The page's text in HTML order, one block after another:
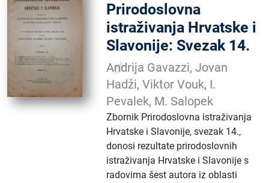
Prirodoslovna
istraživanja Hrvatske i
Slavonije: Svezak 14.
Andrija Gavazzi, Jovan
Hadži, Viktor Vouk, I.
Pevalek, M. Salopek
Zbornik Prirodoslovna istraživanja
Hrvatske i Slavonije, svezak 14.,
donosi rezultate prirodoslovnih
istraživanja Hrvatske i Slavonije s
radovima šest autora iz oblasti